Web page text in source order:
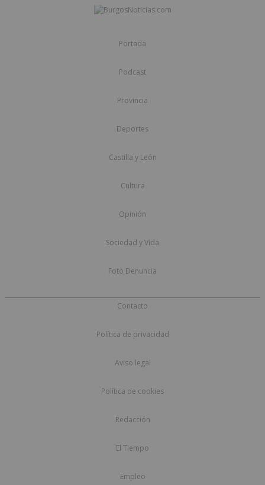
Portada
Podcast
Provincia
Deportes
Castilla y León
Cultura
Opinión
Sociedad y Vida
Foto Denuncia
Contacto
Política de privacidad
Aviso legal
Política de cookies
Redacción
El Tiempo
Empleo